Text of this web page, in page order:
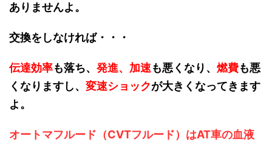
ありませんよ。
交換をしなければ・・・
伝達効率も落ち、 発進、加速も悪くなり、 燃費も悪
くなりますし、 変速ショックが大きくなってきます
よ。
オートマフルード（CVTフルード）はAT車の血液